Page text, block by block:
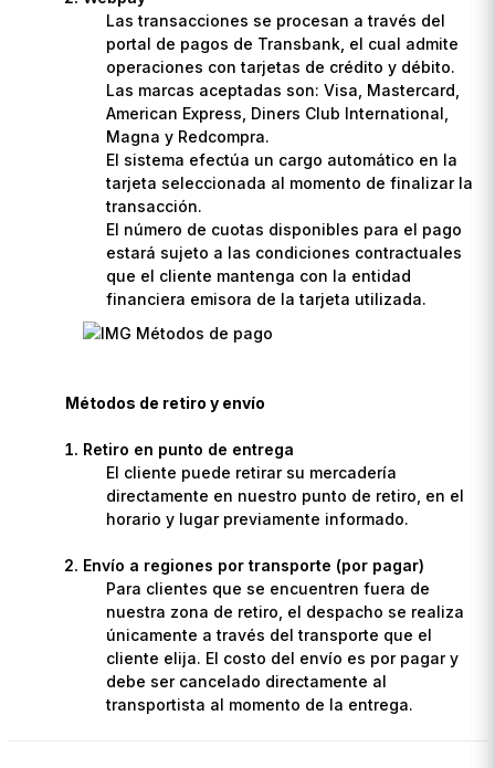
Las transacciones se procesan a través del
portal de pagos de Transbank, el cual admite
operaciones con tarjetas de crédito y débito.
Las marcas aceptadas son: Visa, Mastercard,
American Express, Diners Club International,
Magna y Redcompra.
El sistema efectúa un cargo automático en la
tarjeta seleccionada al momento de finalizar la
transacción.
El número de cuotas disponibles para el pago
estará sujeto a las condiciones contractuales
que el cliente mantenga con la entidad
financiera emisora de la tarjeta utilizada.
Métodos de retiro y envío
Retiro en punto de entrega
El cliente puede retirar su mercadería
directamente en nuestro punto de retiro, en el
horario y lugar previamente informado.
Envío a regiones por transporte (por pagar)
Para clientes que se encuentren fuera de
nuestra zona de retiro, el despacho se realiza
únicamente a través del transporte que el
cliente elija. El costo del envío es por pagar y
debe ser cancelado directamente al
transportista al momento de la entrega.